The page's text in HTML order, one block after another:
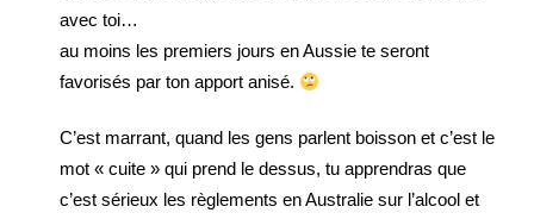
avec toi…
au moins les premiers jours en Aussie te seront
favorisés par ton apport anisé.
C’est marrant, quand les gens parlent boisson et c’est le
mot « cuite » qui prend le dessus, tu apprendras que
c’est sérieux les règlements en Australie sur l’alcool et